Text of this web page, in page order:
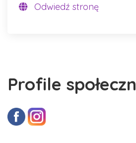
Profile
Odwiedź stronę